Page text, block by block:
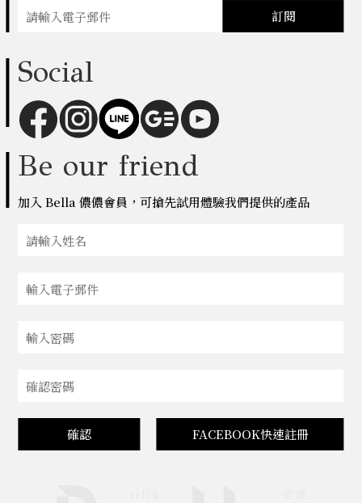
訂閱
Social
Be our friend
加入 Bella 儂儂會員，可搶先試用體驗我們提供的產品
確認 FACEBOOK快速註冊